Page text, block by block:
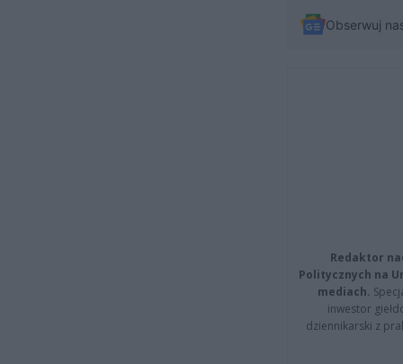
Obserwuj
Redaktor
Politycznych na
mediach.
inwestor
dziennikarski z